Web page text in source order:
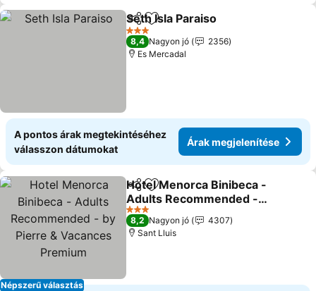
Megosztás
Hozzáadás a kedvencekhez
Seth Isla Paraiso
3 Kategória
8,4 Nagyon jó
2356
Es Mercadal
A pontos árak megtekintéséhez
válasszon dátumokat
Árak megjelenítése
Népszerű választás
Megosztás
Hozzáadás a kedvencekhez
Hotel Menorca Binibeca -
Adults Recommended -
by Pierre & Vacances
Premium
3 Kategória
8,2 Nagyon jó
4307
Sant Lluis